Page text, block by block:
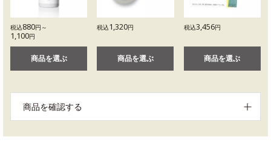
税込880円～
1,100円
商品を選ぶ
税込1,320円
商品を選ぶ
税込3,456円
商品を選ぶ
商品を確認する